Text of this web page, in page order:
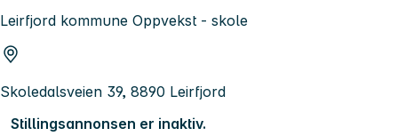
Leirfjord kommune Oppvekst - skole
Skoledalsveien 39, 8890 Leirfjord
Stillingsannonsen er inaktiv.